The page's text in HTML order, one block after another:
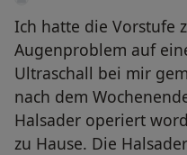
Ich hatte die Vorstufe
Augenproblem auf
Ultraschall bei mir
nach dem
Halsader operiert
zu Hause. Die